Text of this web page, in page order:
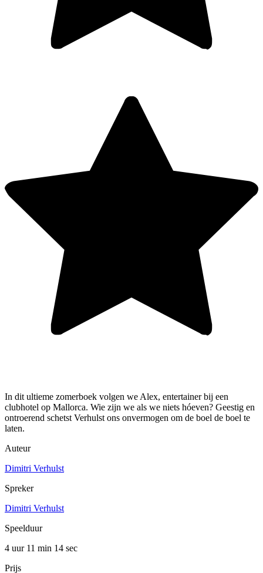
In dit ultieme zomerboek volgen we Alex, entertainer bij een
clubhotel op Mallorca. Wie zijn we als we niets hóeven? Geestig en
ontroerend schetst Verhulst ons onvermogen om de boel de boel te
laten.
Auteur
Dimitri Verhulst
Spreker
Dimitri Verhulst
Speelduur
4 uur 11 min 14 sec
Prijs